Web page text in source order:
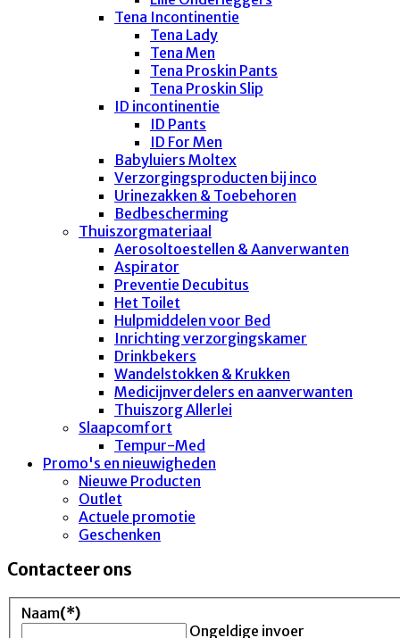
Tena Incontinentie
Tena Lady
Tena Men
Tena Proskin Pants
Tena Proskin Slip
ID incontinentie
ID Pants
ID For Men
Babyluiers Moltex
Verzorgingsproducten bij inco
Urinezakken & Toebehoren
Bedbescherming
Thuiszorgmateriaal
Aerosoltoestellen & Aanverwanten
Aspirator
Preventie Decubitus
Het Toilet
Hulpmiddelen voor Bed
Inrichting verzorgingskamer
Drinkbekers
Wandelstokken & Krukken
Medicijnverdelers en aanverwanten
Thuiszorg Allerlei
Slaapcomfort
Tempur-Med
Promo's en nieuwigheden
Nieuwe Producten
Outlet
Actuele promotie
Geschenken
Contacteer ons
Naam(*)
Ongeldige invoer